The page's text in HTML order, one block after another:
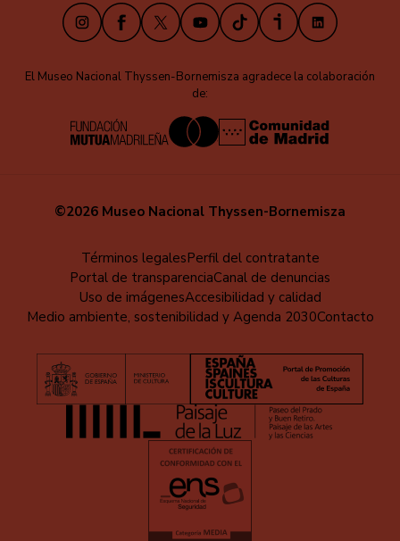
InstagramFacebook
X YoutubeTikTokiVooxLinkedIn
El Museo Nacional Thyssen-Bornemisza agradece la colaboración
de:
©2026 Museo Nacional Thyssen-Bornemisza
pie
Términos legalesPerfil del contratante
Portal de transparenciaCanal de denuncias
Uso de imágenesAccesibilidad y calidad
Medio ambiente, sostenibilidad y Agenda 2030Contacto